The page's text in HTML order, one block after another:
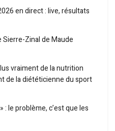
en direct : live, résultats
Sierre-Zinal de Maude
vraiment de la nutrition
de la diététicienne du sport
: le problème, c’est que les